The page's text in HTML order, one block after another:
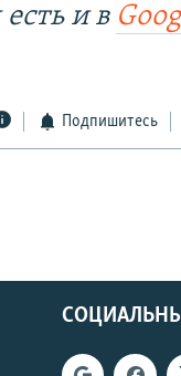
и в
Подпишитесь